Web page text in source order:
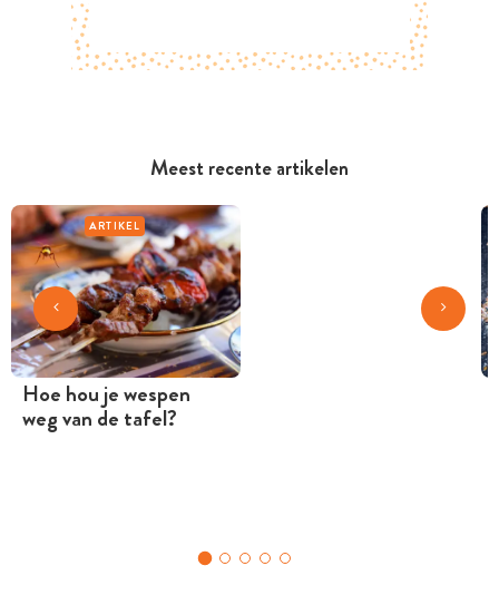
Meest recente artikelen
ARTIKEL
Hoe hou je wespen
weg van de tafel?